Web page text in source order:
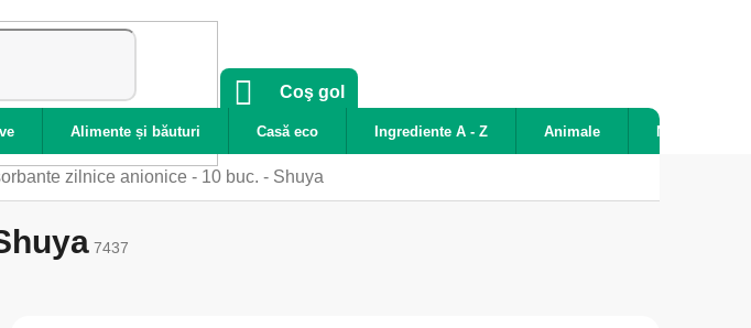
COŞ
CUMPĂRĂTURI
Coş gol
Alimente și băuturi Casă eco Ingrediente A - Z Animale Noutăți
zilnice anionice - 10 buc. - Shuya
7437